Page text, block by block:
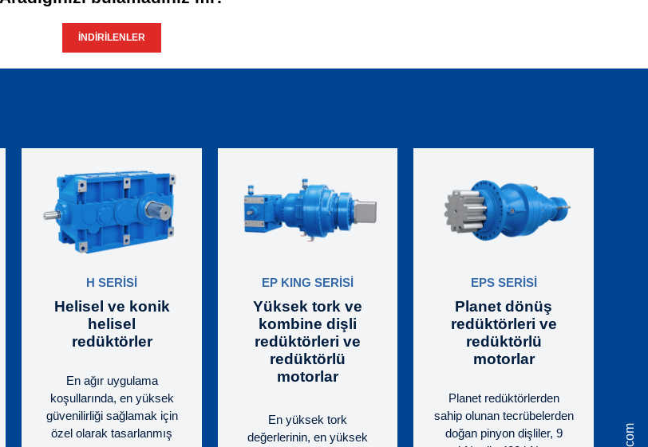
İNDIRILENLER
H SERİSİ
Helisel ve konik
helisel
redüktörler
En ağır uygulama
koşullarında, en yüksek
güvenilirliği sağlamak için
özel olarak tasarlanmış
EP KING SERİSİ
Yüksek tork ve
kombine dişli
redüktörleri ve
redüktörlü
motorlar
En yüksek tork
değerlerinin, en yüksek
EPS SERİSİ
Planet dönüş
redüktörleri ve
redüktörlü
motorlar
Planet redüktörlerden
sahip olunan tecrübelerden
doğan pinyon dişliler, 9